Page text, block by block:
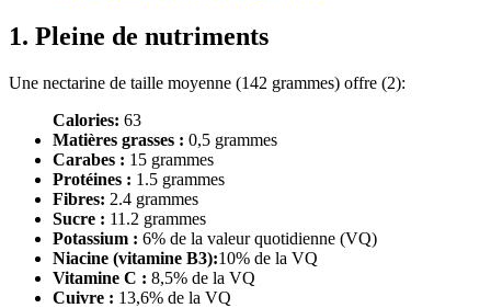
1. Pleine de nutriments
Une nectarine de taille moyenne (142 grammes) offre (2):
Calories: 63
Matières grasses : 0,5 grammes
Carabes : 15 grammes
Protéines : 1.5 grammes
Fibres: 2.4 grammes
Sucre : 11.2 grammes
Potassium : 6% de la valeur quotidienne (VQ)
Niacine (vitamine B3):10% de la VQ
Vitamine C : 8,5% de la VQ
Cuivre : 13,6% de la VQ